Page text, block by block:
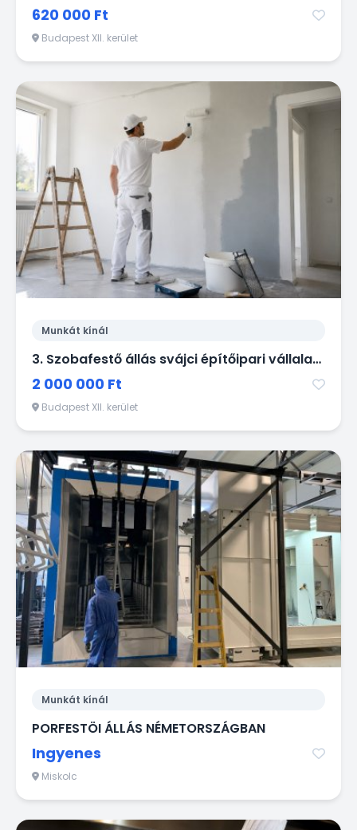
620 000 Ft
Budapest XII. kerület
Munkát kínál
3. Szobafestő állás svájci építőipari vállalatnál
2 000 000 Ft
Budapest XII. kerület
Munkát kínál
PORFESTÖI ÁLLÁS NÉMETORSZÁGBAN
Ingyenes
Miskolc